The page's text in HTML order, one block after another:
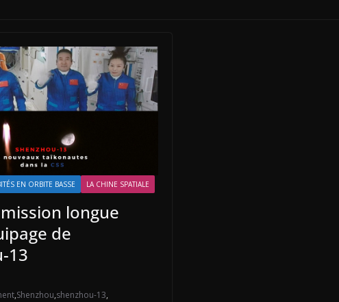
EN ORBITE BASSE LA CHINE SPATIALE
mission longue
de
13
,Shenzhou,shenzhou-13,